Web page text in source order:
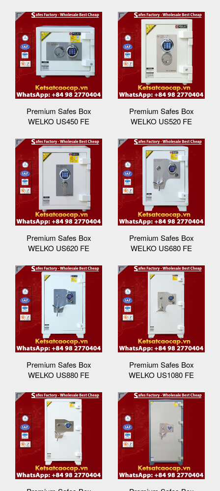
Premium Safes Box
WELKO US450 FE
Premium Safes Box
WELKO US520 FE
Premium Safes Box
WELKO US620 FE
Premium Safes Box
WELKO US680 FE
Premium Safes Box
WELKO US880 FE
Premium Safes Box
WELKO US1080 FE